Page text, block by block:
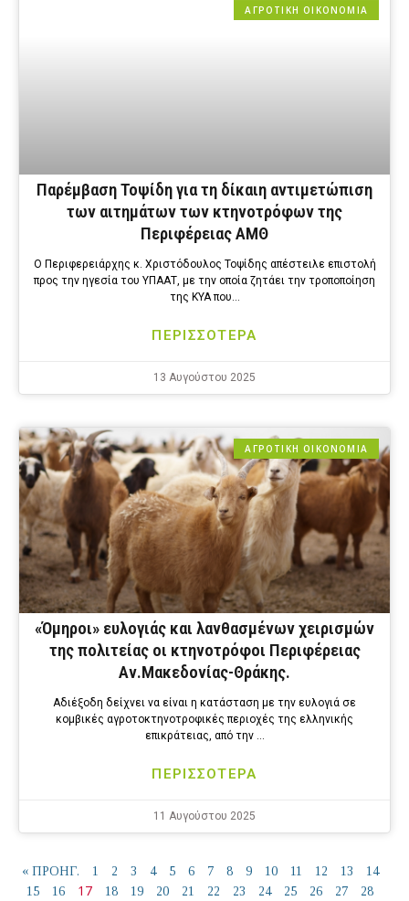
ΑΓΡΟΤΙΚΗ ΟΙΚΟΝΟΜΙΑ
Παρέμβαση Τοψίδη για τη δίκαιη αντιμετώπιση
των αιτημάτων των κτηνοτρόφων της
Περιφέρειας ΑΜΘ
Ο Περιφερειάρχης κ. Χριστόδουλος Τοψίδης απέστειλε επιστολή
προς την ηγεσία του ΥΠΑΑΤ, με την οποία ζητάει την τροποποίηση
της ΚΥΑ που…
ΠΕΡΙΣΣΟΤΕΡΑ
13 Αυγούστου 2025
ΑΓΡΟΤΙΚΗ ΟΙΚΟΝΟΜΙΑ
«Όμηροι» ευλογιάς και λανθασμένων χειρισμών
της πολιτείας οι κτηνοτρόφοι Περιφέρειας
Αν.Μακεδονίας-Θράκης.
Αδιέξοδη δείχνει να είναι η κατάσταση με την ευλογιά σε
κομβικές αγροτοκτηνοτροφικές περιοχές της ελληνικής
επικράτειας, από την …
ΠΕΡΙΣΣΟΤΕΡΑ
11 Αυγούστου 2025
« ΠΡΟΗΓ. 1 2 3 4 5 6 7 8 9 10 11 12 13
14
15
16 17 18 19 20 21 22 23 24 25 26 27
28